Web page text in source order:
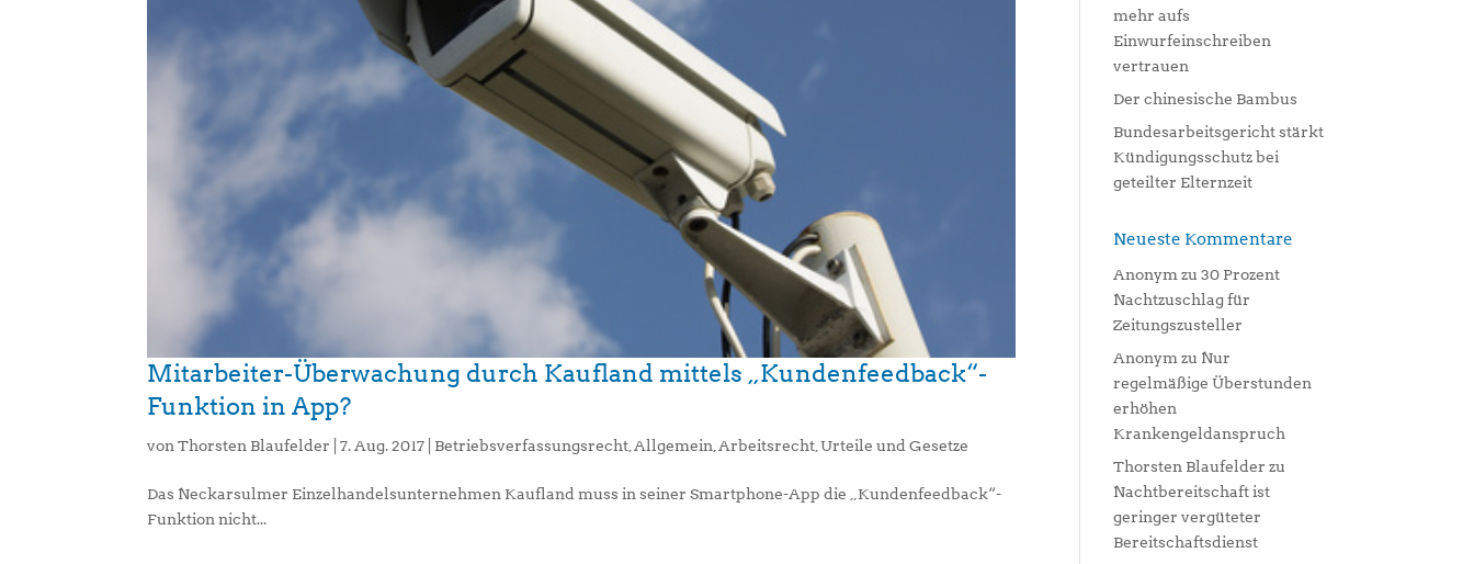
Mitarbeiter-Überwachung durch Kaufland mittels „Kundenfeedback“-
Funktion in App?
vonThorsten Blaufelder |7. Aug. 2017 Betriebsverfassungsrecht,Allgemein,Arbeitsrecht,Urteile und Gesetze
Das Neckarsulmer Einzelhandelsunternehmen Kaufland muss in seiner Smartphone-App die „Kundenfeedback“-
Funktion nicht...
mehr aufs
Einwurfeinschreiben
vertrauen
Der chinesische Bambus
Bundesarbeitsgericht stärkt
Kündigungsschutz bei
geteilter Elternzeit
Neueste Kommentare
Anonym zu30 Prozent
Nachtzuschlag für
Zeitungszusteller
Anonym zu Nur
regelmäßige Überstunden
erhöhen
Krankengeldanspruch
Thorsten Blaufelder zu
Nachtbereitschaft ist
geringer vergüteter
Bereitschaftsdienst